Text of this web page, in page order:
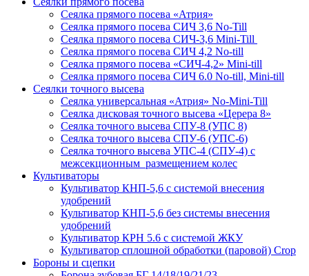
Сеялка прямого посева «Атрия»
Сеялка прямого посева СИЧ 3,6 No-Till
Сеялка прямого посева СИЧ-3,6 Mini-Till
Сеялка прямого посева СИЧ 4,2 No-till
Сеялка прямого посева «СИЧ-4,2» Mini-till
Сеялка прямого посева СИЧ 6.0 No-till, Mini-till
Сеялки точного высева
Сеялка универсальная «Атрия» No-Mini-Till
Сеялка дисковая точного высева «Церера 8»
Сеялка точного высева СПУ-8 (УПС 8)
Сеялка точного высева СПУ-6 (УПС-6)
Сеялка точного высева УПС-4 (СПУ-4) с
межсекционным размещением колес
Культиваторы
Культиватор КНП-5,6 с системой внесения
удобрений
Культиватор КНП-5,6 без системы внесения
удобрений
Культиватор КРН 5.6 с системой ЖКУ
Культиватор сплошной обработки (паровой) Crop
Бороны и сцепки